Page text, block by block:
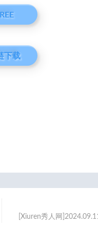
下载
[Xiuren秀人网